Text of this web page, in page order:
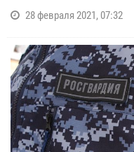
28 февраля 2021, 07:32